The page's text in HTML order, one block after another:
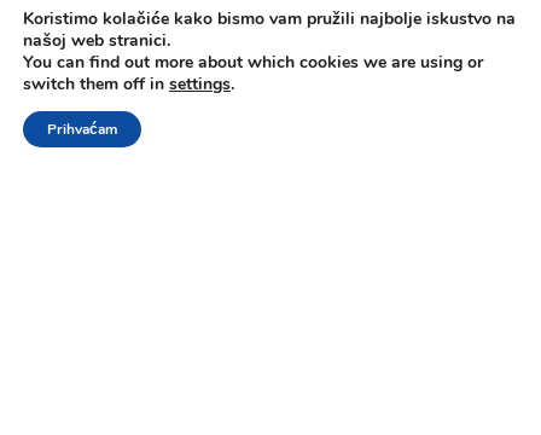
Jednostavna ugradnja i održavanje
Kamin na bioetanol ne zahtjeva dimnjak i komplicirane zidarske
radove. On ne stvara dim ni pepel zato što bioetanol potpuno
ShopFilteriWishlistCartMy account
Koristimo kolačiće kako bismo vam pružili najbolje iskustvo na
našoj web stranici.
You can find out more about which cookies we are using or
switch them off in settings.
Prihvaćam